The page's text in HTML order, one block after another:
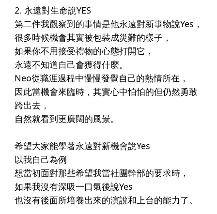
2. 永遠對生命說YES​
第二件我觀察到的事情是他永遠對新事物說Yes，​
很多時候機會其實被包裝成災難的樣子，​
如果你不用接受禮物的心態打開它，​
永遠不知道自己會獲得什麼。​
Neo從職涯過程中慢慢發覺自己的熱情所在，​
因此當機會來臨時，其實心中怕怕的但仍然勇敢
跨出去，​
自然就看到更廣闊的風景。​
希望大家能學著永遠對新機會說Yes​
以我自己為例​
想當初面對那些希望我當社團幹部的要求時，​
如果我沒有深吸一口氣後說Yes​
也沒有後面所培養出來的演說和上台的能力了。​